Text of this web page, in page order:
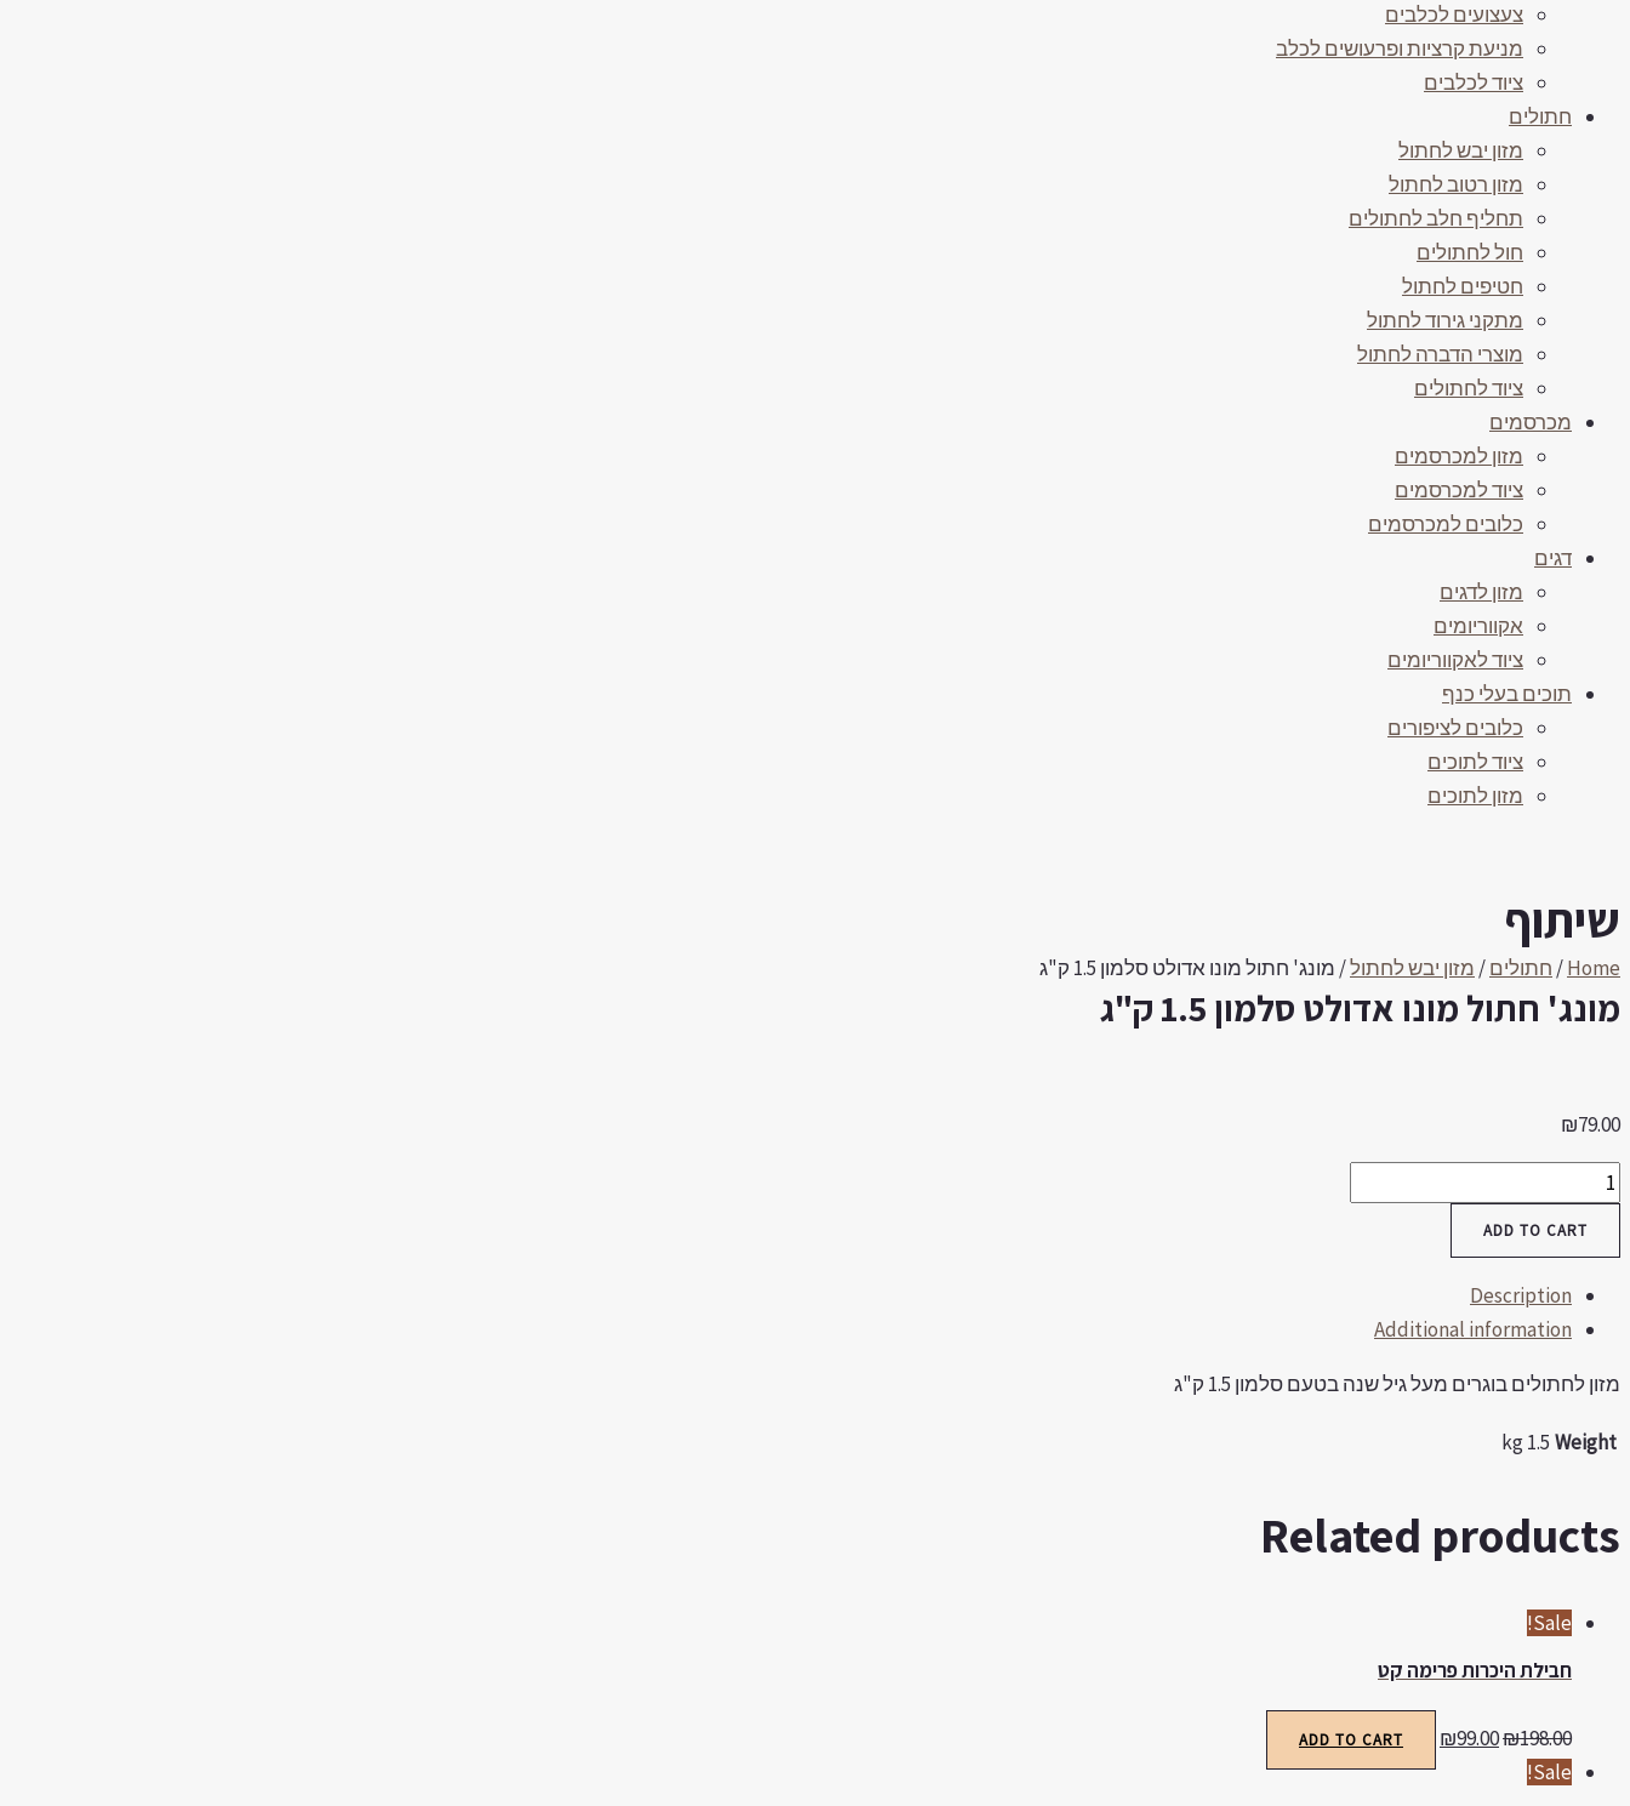
צעצועים לכלבים
מניעת קרציות ופרעושים לכלב
ציוד לכלבים
חתולים
מזון יבש לחתול
מזון רטוב לחתול
תחליף חלב לחתולים
חול לחתולים
חטיפים לחתול
מתקני גירוד לחתול
מוצרי הדברה לחתול
ציוד לחתולים
מכרסמים
מזון למכרסמים
ציוד למכרסמים
כלובים למכרסמים
דגים
מזון לדגים
אקווריומים
ציוד לאקווריומים
תוכים בעלי כנף
כלובים לציפורים
ציוד לתוכים
מזון לתוכים
שיתוף
Home
/ חתולים/ מזון יבש לחתול/ מונג' חתול מונו אדולט סלמון 1.5 ק"ג
מונג' חתול מונו אדולט סלמון 1.5 ק"ג
₪79.00
מונג'
חתול
ק"ג
ADD TO CART
Description
Additional information
מזון לחתולים בוגרים מעל גיל שנה בטעם סלמון 1.5 ק"ג
Weight
1.5 kg
Related products
Sale!
חבילת היכרות פרימה קט
₪198.00
₪99.00
ADD TO CART
Sale!